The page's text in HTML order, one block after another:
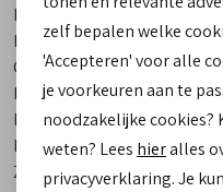
Bestelcode
Los voetbed
Categorie
Kleur
Materiaal buitenkant
Materiaal binnenkant
Zool
zelf bepalen welke
'Accepteren' voor alle
je voorkeuren aan te
noodzakelijke cookies?
weten? Lees hieralles
privacyverklaring. Je